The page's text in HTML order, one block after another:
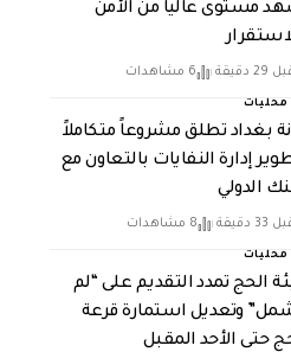
مستوى عالياً من الأمن
29 دقيقة 6 مشاهدات
محليات
بغداد تطلق مشروعاً متكاملاً
إدارة النفايات بالتعاون مع
الدولي
33 دقيقة 8 مشاهدات
محليات
الحج تمدد التقديم على “لم
وتعديل استمارة قرعة
حتى الأحد المقبل